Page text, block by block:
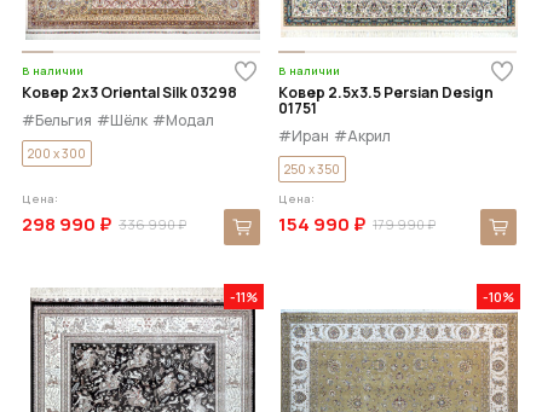
В наличии
Ковер 2x3 Oriental Silk 03298
#Бельгия #Шёлк #Модал
200 x 300
Цена:
336 990 ₽
298 990 ₽
В наличии
Ковер 2.5x3.5 Persian Design
01751
#Иран #Акрил
250 x 350
Цена:
179 990 ₽
154 990 ₽
-11% -10%